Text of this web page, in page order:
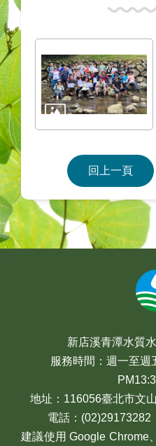
回上一頁
:::
新店溪青潭水質
服務時間：週一至
地址：116056臺北市文
電話：
建議使用 Google Chrome